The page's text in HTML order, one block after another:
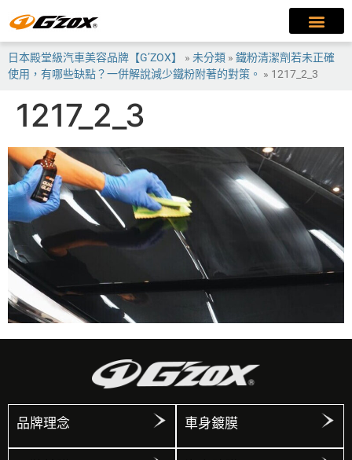
日本殿堂級汽車美容品牌【G’ZOX】 » 未分類 » 鐵粉清潔劑若未正確
使用，有哪些缺點？一併解說減少鐵粉附著的對策。 » 1217_2_3
1217_2_3
品牌理念 車身鍍膜